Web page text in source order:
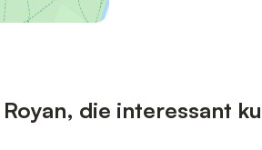
die interessant